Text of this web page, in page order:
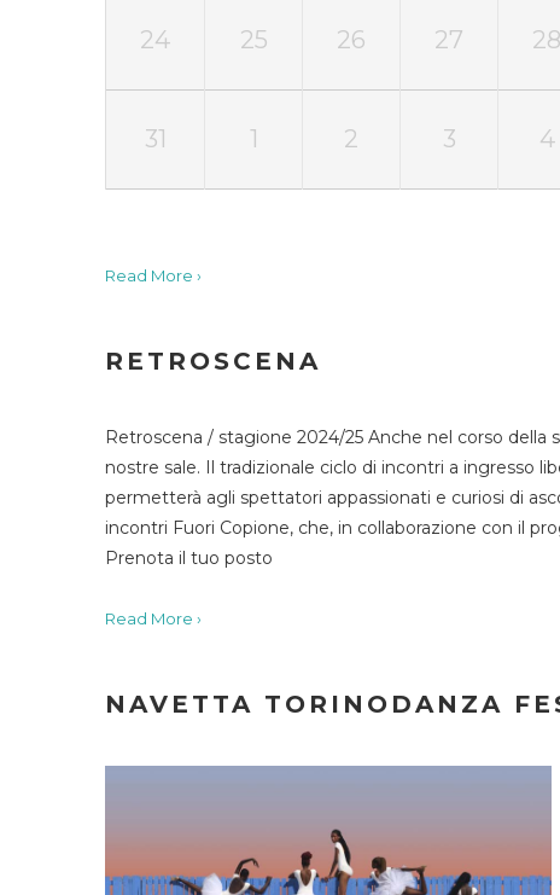
24 25 26 27 28
31 1 2 3 4
Read More ›
RETROSCENA
Retroscena / stagione 2024/25 Anche nel corso
nostre sale. Il tradizionale ciclo di incontri a ingresso
permetterà agli spettatori appassionati e curiosi di
incontri Fuori Copione, che, in collaborazione con il
Prenota il tuo posto
Read More ›
NAVETTA TORINODANZA